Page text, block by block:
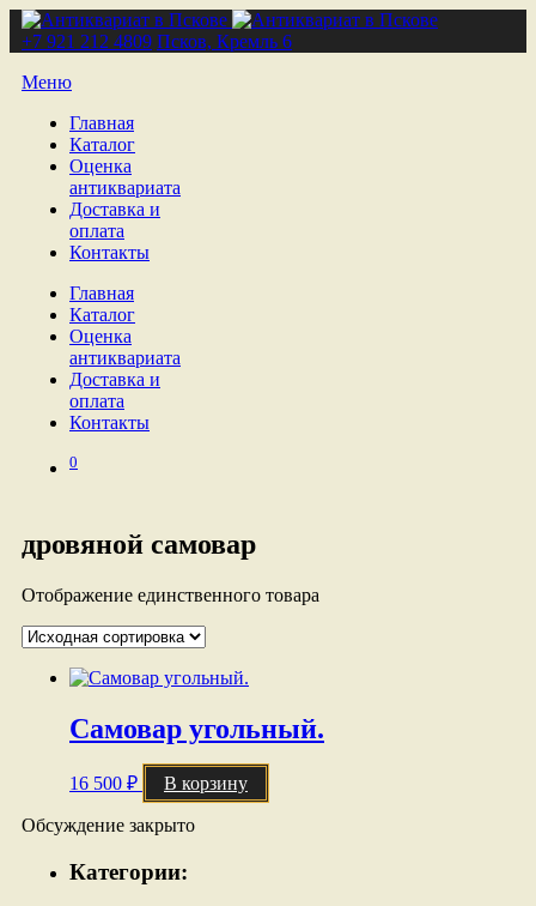
+7 921 212 4809 Псков, Кремль 6
Меню
Главная
Каталог
Оценка
антиквариата
Доставка и
оплата
Контакты
Главная
Каталог
Оценка
антиквариата
Доставка и
оплата
Контакты
0
дровяной самовар
Отображение единственного товара
Самовар угольный.
16 500 ₽ В корзину
Обсуждение закрыто
Категории: